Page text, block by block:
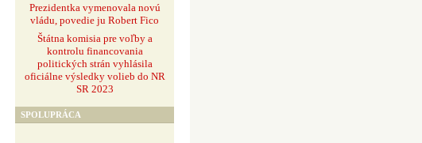
Prezidentka vymenovala novú
vládu, povedie ju Robert Fico
Štátna komisia pre voľby a
kontrolu financovania
politických strán vyhlásila
oficiálne výsledky volieb do NR
SR 2023
SPOLUPRÁCA